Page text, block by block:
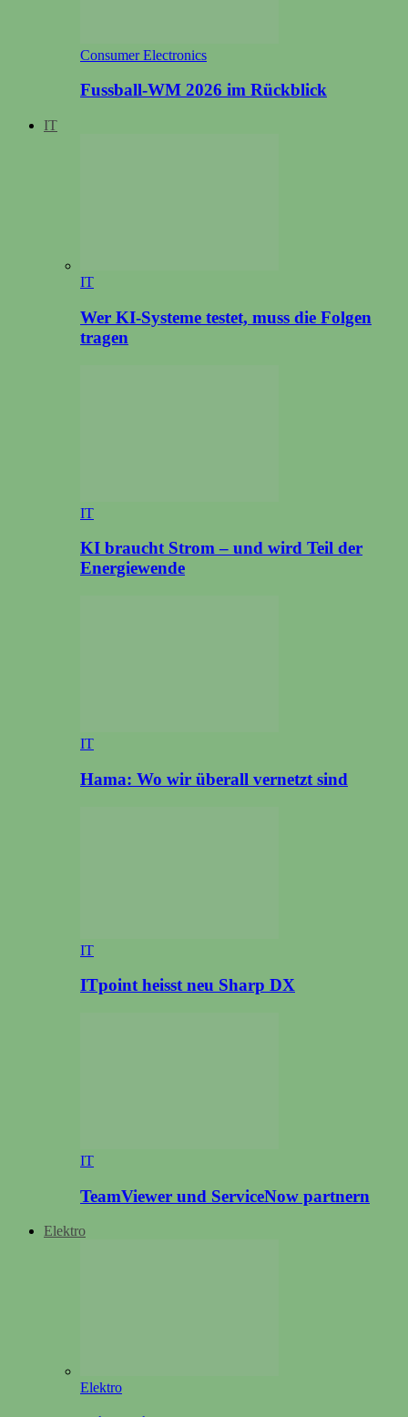
Consumer Electronics
Fussball-WM 2026 im Rückblick
IT
IT
Wer KI-Systeme testet, muss die Folgen
tragen
IT
KI braucht Strom – und wird Teil der
Energiewende
IT
Hama: Wo wir überall vernetzt sind
IT
ITpoint heisst neu Sharp DX
IT
TeamViewer und ServiceNow partnern
Elektro
Elektro